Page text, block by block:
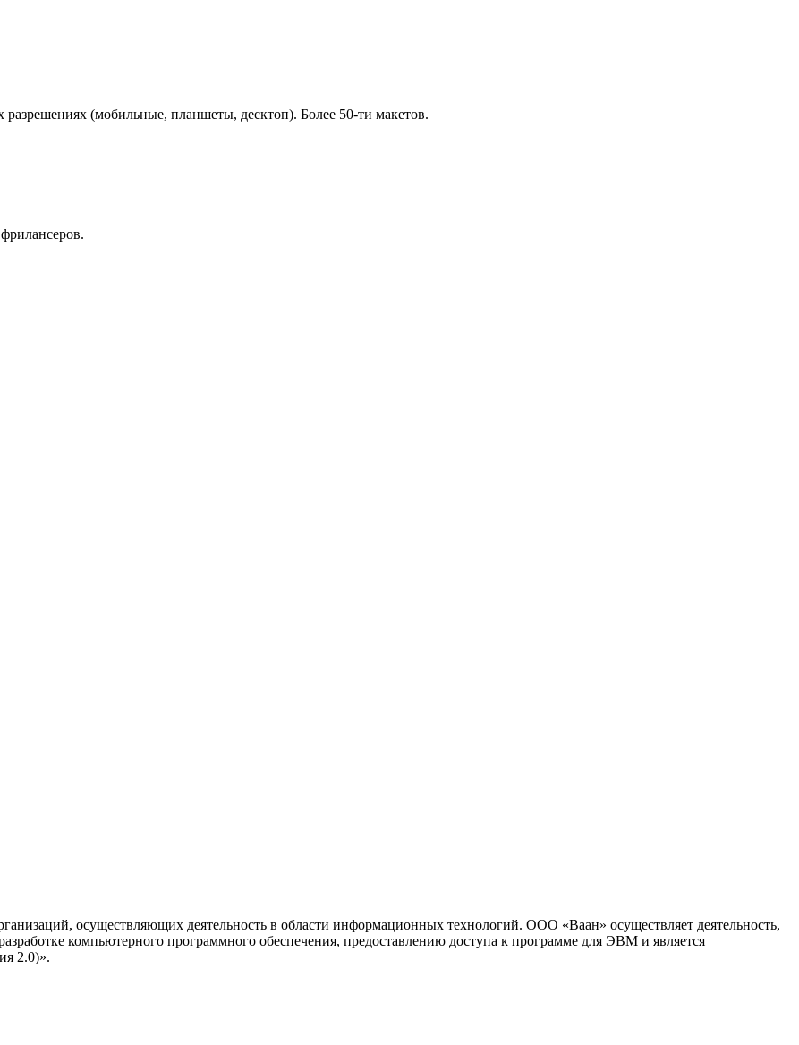
разрешениях (мобильные, планшеты, десктоп). Более 50-ти макетов.
осуществляющих деятельность в области информационных технологий. ООО «Ваан» осуществляет деятельность,
компьютерного программного обеспечения, предоставлению доступа к программе для ЭВМ и является
2.0)».